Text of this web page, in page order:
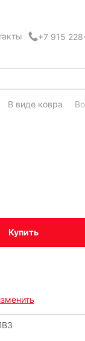
+7 915
В виде ковра
Купить